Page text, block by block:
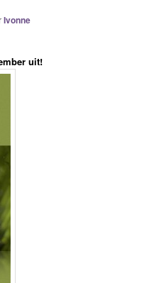
Ivonne
uit!